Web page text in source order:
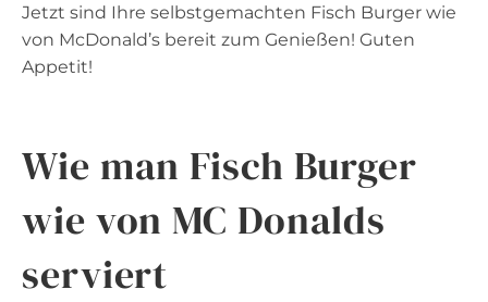
Jetzt sind Ihre selbstgemachten Fisch Burger wie
von McDonald’s bereit zum Genießen! Guten
Appetit!
Wie man Fisch Burger
wie von MC Donalds
serviert